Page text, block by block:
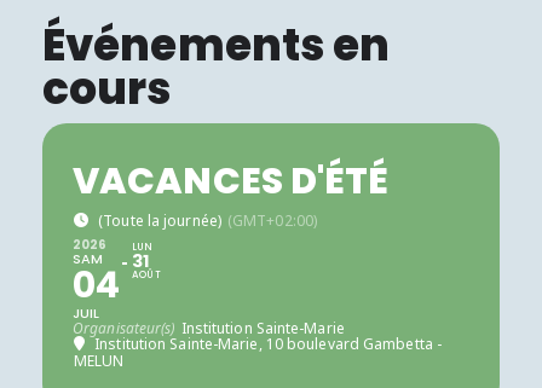
Événements en
cours
VACANCES D'ÉTÉ
(Toute la journée) (GMT+02:00)
2026
SAM
04
JUIL
LUN
31
AOÛT
Organisateur(s) Institution Sainte-Marie
Institution Sainte-Marie, 10 boulevard Gambetta -
MELUN